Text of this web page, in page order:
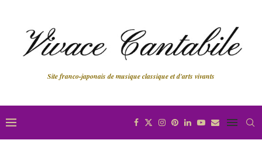
Site franco-japonais de musique classique et d'arts vivants